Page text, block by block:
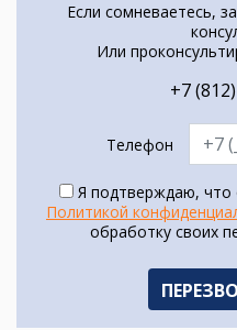
Если сомневаетесь,
Или
+7
Телефон
Я подтверждаю, что
Политикой
обработку своих